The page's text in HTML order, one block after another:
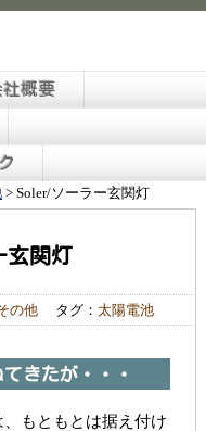
社概要
> Soler/ソーラー玄関灯
関灯
の他タグ： 太陽電池
きたが・・・
もともとは据え付け